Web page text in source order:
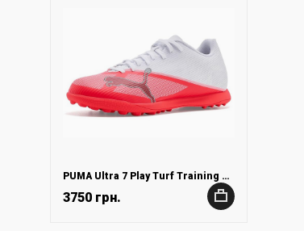
PUMA Ultra 7 Play Turf Training Soccer Shoes
3750 грн. +